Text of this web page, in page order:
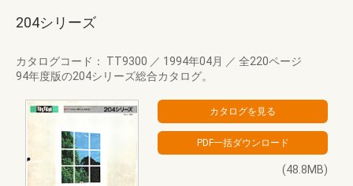
204シリーズ
カタログコード： TT9300 ／ 1994年04月 ／ 全220ページ
94年度版の204シリーズ総合カタログ。
(48.8MB)